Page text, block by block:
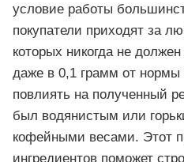
условие работы
покупатели приходят за
которых никогда не
даже в 0,1 грамм от нормы
повлиять на полученный
был водянистым или
кофейными весами. Этот
ингредиентов поможет